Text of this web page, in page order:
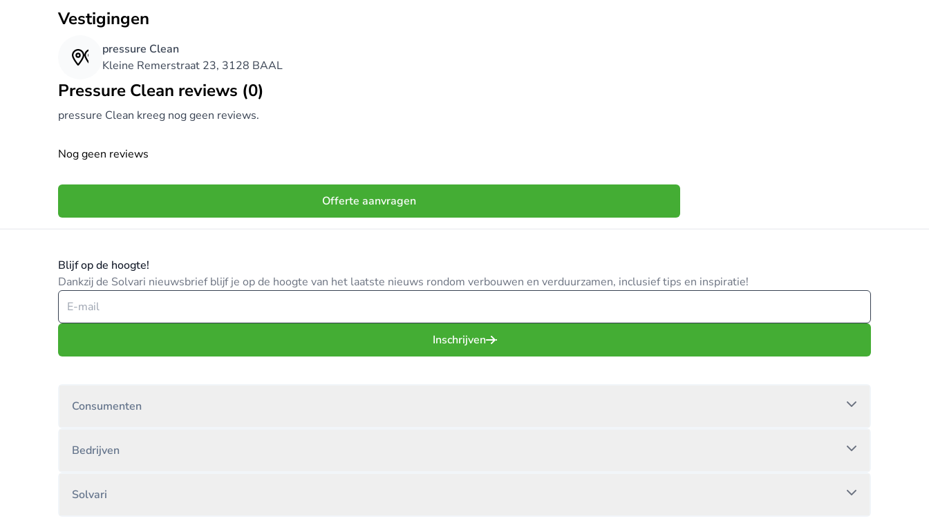
Vestigingen
pressure Clean
Kleine Remerstraat 23, 3128 BAAL
pressure Clean reviews (0)
pressure Clean kreeg nog geen reviews.
Nog geen reviews
Offerte aanvragen
Blijf op de hoogte!
Dankzij de Solvari nieuwsbrief blijf je op de hoogte van het laatste nieuws rondom verbouwen en verduurzamen, inclusief tips en inspiratie!
Inschrijven
Consumenten
Bedrijven
Solvari